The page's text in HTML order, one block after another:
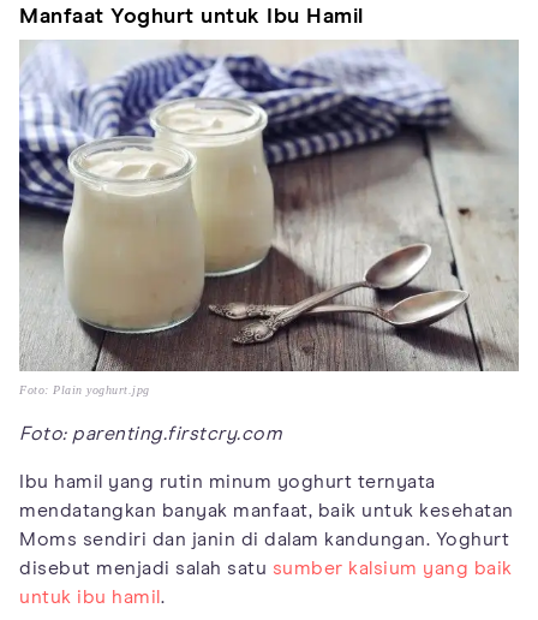
Manfaat Yoghurt untuk Ibu Hamil
Foto: Plain yoghurt.jpg
Foto: parenting.firstcry.com
Ibu hamil yang rutin minum yoghurt ternyata
mendatangkan banyak manfaat, baik untuk kesehatan
Moms sendiri dan janin di dalam kandungan. Yoghurt
disebut menjadi salah satu sumber kalsium yang baik
untuk ibu hamil .